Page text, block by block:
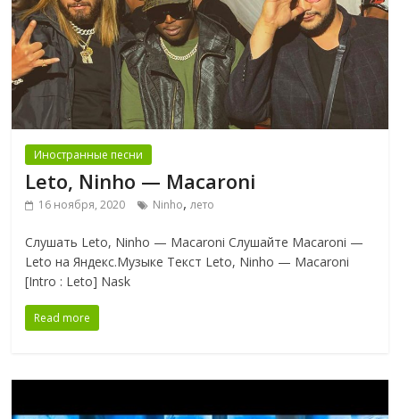
Иностранные песни
Leto, Ninho — Macaroni
16 ноября, 2020 Ninho,лето
Слушать Leto, Ninho — Macaroni Слушайте Macaroni —
Leto на Яндекс.Музыке Текст Leto, Ninho — Macaroni
[Intro : Leto] Nask
Read more